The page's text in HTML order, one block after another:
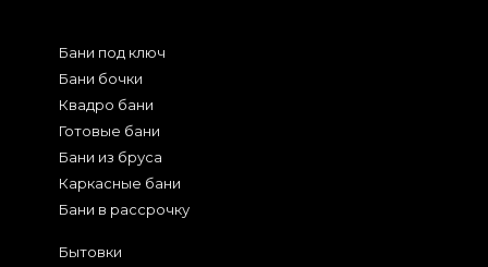
Бани под ключ
Бани бочки
Квадро бани
Готовые бани
Бани из бруса
Каркасные бани
Бани в рассрочку
Бытовки